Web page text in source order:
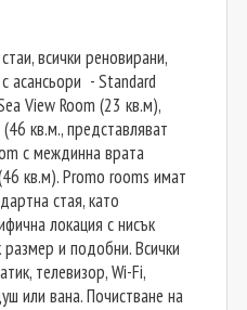
всички реновирани,
асансьори - Standard
View Room (23 кв.м),
кв.м., представляват
с междинна врата
кв.м). Promo rooms имат
стая, като
локация с нисък
и подобни. Всички
телевизор, Wi-Fi,
или вана. Почистване на